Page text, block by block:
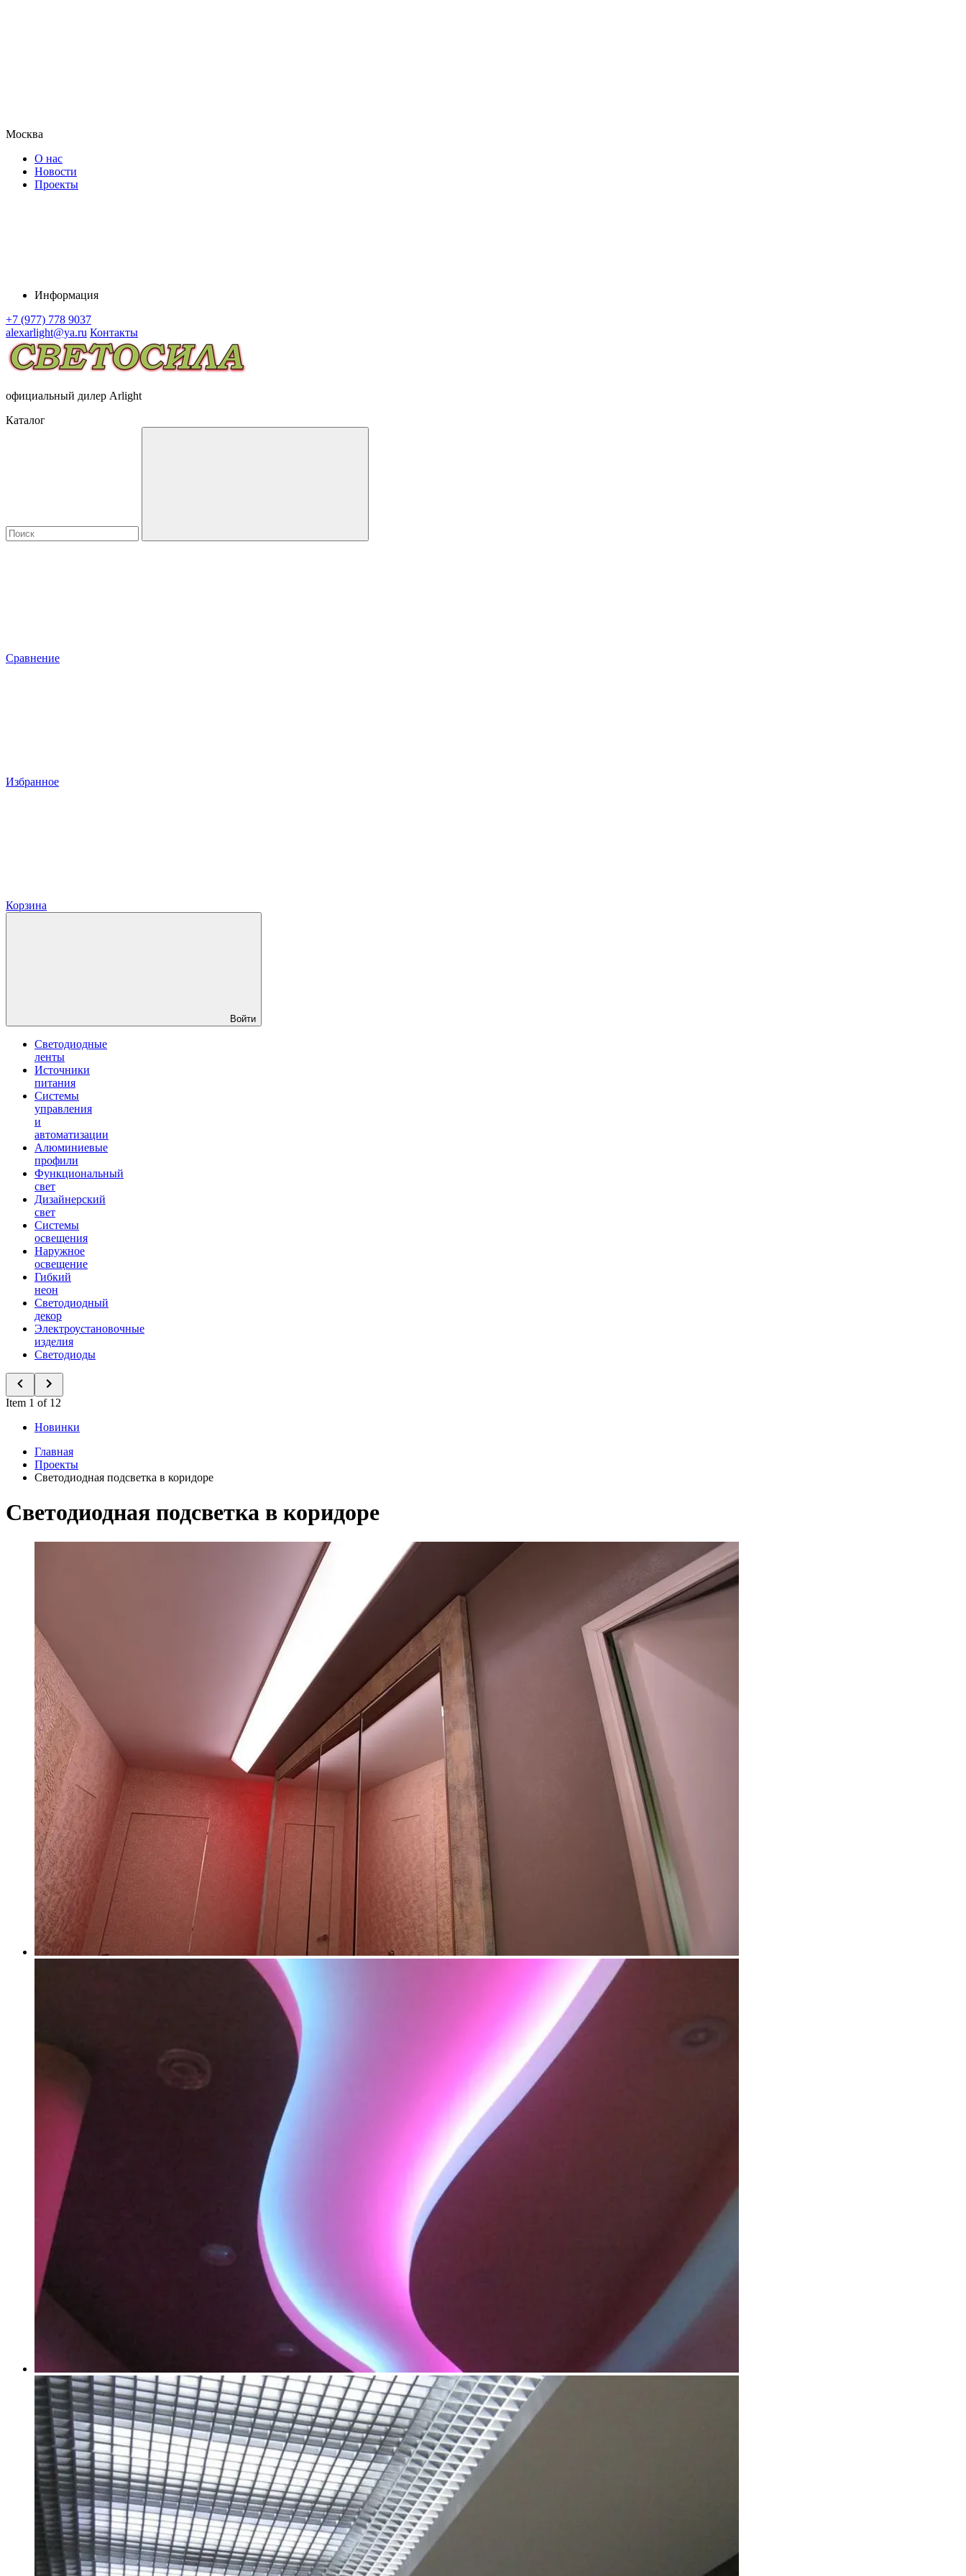
Москва
О нас
Новости
Проекты
Информация
+7 (977) 778 9037
alexarlight@ya.ru Контакты
официальный дилер Arlight
Каталог
Сравнение
Избранное
Корзина
Войти
Светодиодные
ленты
Источники
питания
Системы
управления
и
автоматизации
Алюминиевые
профили
Функциональный
свет
Дизайнерский
свет
Системы
освещения
Наружное
освещение
Гибкий
неон
Светодиодный
декор
Электроустановочные
изделия
Светодиоды
Item 1 of 12
Новинки
Главная
Проекты
Светодиодная подсветка в коридоре
Светодиодная подсветка в коридоре